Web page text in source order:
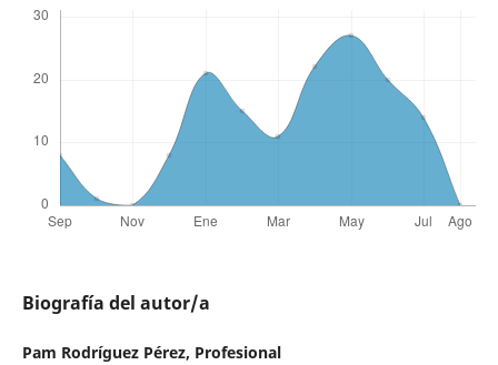
Biografía del autor/a
Pam Rodríguez Pérez, Profesional